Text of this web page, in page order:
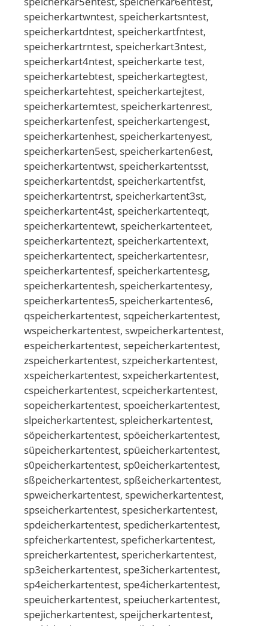
speicherkartwntest, speicherkartsntest,
speicherkartdntest, speicherkartfntest,
speicherkartrntest, speicherkart3ntest,
speicherkart4ntest, speicherkarte test,
speicherkartebtest, speicherkartegtest,
speicherkartehtest, speicherkartejtest,
speicherkartemtest, speicherkartenrest,
speicherkartenfest, speicherkartengest,
speicherkartenhest, speicherkartenyest,
speicherkarten5est, speicherkarten6est,
speicherkartentwst, speicherkartentsst,
speicherkartentdst, speicherkartentfst,
speicherkartentrst, speicherkartent3st,
speicherkartent4st, speicherkartenteqt,
speicherkartentewt, speicherkartenteet,
speicherkartentezt, speicherkartentext,
speicherkartentect, speicherkartentesr,
speicherkartentesf, speicherkartentesg,
speicherkartentesh, speicherkartentesy,
speicherkartentes5, speicherkartentes6,
qspeicherkartentest, sqpeicherkartentest,
wspeicherkartentest, swpeicherkartentest,
espeicherkartentest, sepeicherkartentest,
zspeicherkartentest, szpeicherkartentest,
xspeicherkartentest, sxpeicherkartentest,
cspeicherkartentest, scpeicherkartentest,
sopeicherkartentest, spoeicherkartentest,
slpeicherkartentest, spleicherkartentest,
söpeicherkartentest, spöeicherkartentest,
süpeicherkartentest, spüeicherkartentest,
s0peicherkartentest, sp0eicherkartentest,
sßpeicherkartentest, spßeicherkartentest,
spweicherkartentest, spewicherkartentest,
spseicherkartentest, spesicherkartentest,
spdeicherkartentest, spedicherkartentest,
spfeicherkartentest, speficherkartentest,
spreicherkartentest, spericherkartentest,
sp3eicherkartentest, spe3icherkartentest,
sp4eicherkartentest, spe4icherkartentest,
speuicherkartentest, speiucherkartentest,
spejicherkartentest, speijcherkartentest,